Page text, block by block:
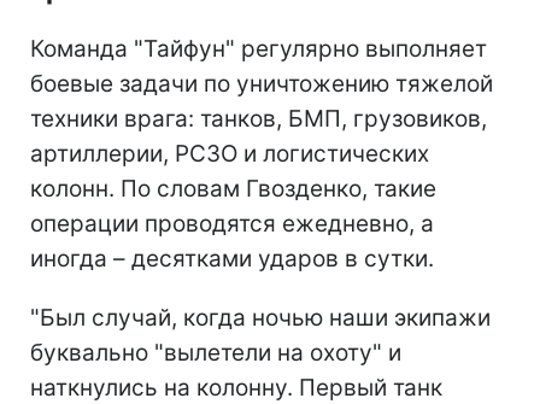
Команда "Тайфун" регулярно выполняет
боевые задачи по уничтожению тяжелой
техники врага: танков, БМП, грузовиков,
артиллерии, РСЗО и логистических
колонн. По словам Гвозденко, такие
операции проводятся ежедневно, а
иногда – десятками ударов в сутки.
"Был случай, когда ночью наши экипажи
буквально "вылетели на охоту" и
наткнулись на колонну. Первый танк